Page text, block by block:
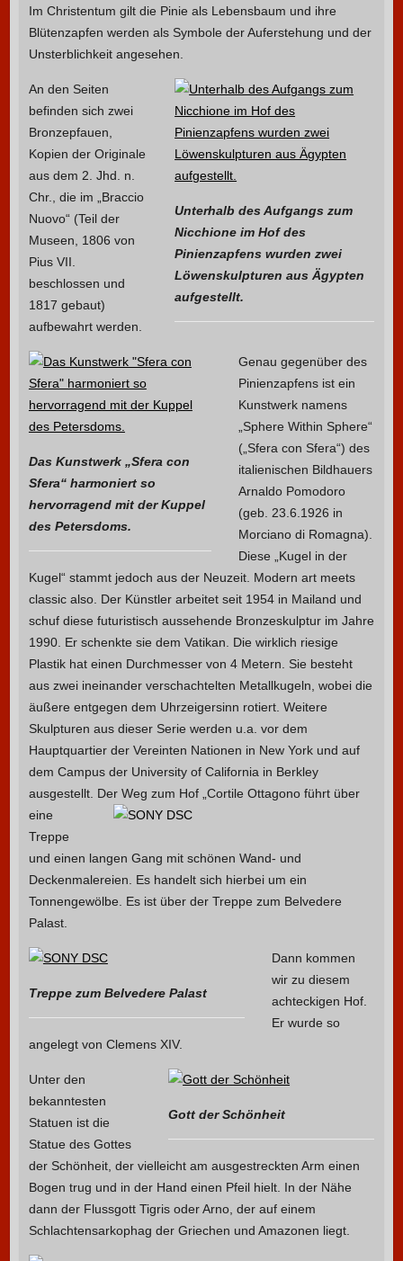
Im Christentum gilt die Pinie als Lebensbaum und ihre
Blütenzapfen werden als Symbole der Auferstehung und der
Unsterblichkeit angesehen.
Unterhalb des Aufgangs zum
Nicchione im Hof des
Pinienzapfens wurden zwei
Löwenskulpturen aus Ägypten
aufgestellt.
An den Seiten
befinden sich zwei
Bronzepfauen,
Kopien der Originale
aus dem 2. Jhd. n.
Chr., die im „Braccio
Nuovo“ (Teil der
Museen, 1806 von
Pius VII.
beschlossen und
1817 gebaut)
aufbewahrt werden.
Das Kunstwerk „Sfera con
Sfera“ harmoniert so
hervorragend mit der Kuppel
des Petersdoms.
Genau gegenüber des
Pinienzapfens ist ein
Kunstwerk namens
„Sphere Within Sphere“
(„Sfera con Sfera“) des
italienischen Bildhauers
Arnaldo Pomodoro
(geb. 23.6.1926 in
Morciano di Romagna).
Diese „Kugel in der
Kugel“ stammt jedoch aus der Neuzeit. Modern art meets
classic also. Der Künstler arbeitet seit 1954 in Mailand und
schuf diese futuristisch aussehende Bronzeskulptur im Jahre
1990. Er schenkte sie dem Vatikan. Die wirklich riesige
Plastik hat einen Durchmesser von 4 Metern. Sie besteht
aus zwei ineinander verschachtelten Metallkugeln, wobei die
äußere entgegen dem Uhrzeigersinn rotiert. Weitere
Skulpturen aus dieser Serie werden u.a. vor dem
Hauptquartier der Vereinten Nationen in New York und auf
dem Campus der University of California in Berkley
ausgestellt. Der Weg zum Hof „Cortile Ottagono führt über
eine
Treppe
und einen langen Gang mit schönen Wand- und
Deckenmalereien. Es handelt sich hierbei um ein
Tonnengewölbe. Es ist über der Treppe zum Belvedere
Palast.
Treppe zum Belvedere Palast
Dann kommen
wir zu diesem
achteckigen Hof.
Er wurde so
angelegt von Clemens XIV.
Gott der Schönheit
Unter den
bekanntesten
Statuen ist die
Statue des Gottes
der Schönheit, der vielleicht am ausgestreckten Arm einen
Bogen trug und in der Hand einen Pfeil hielt. In der Nähe
dann der Flussgott Tigris oder Arno, der auf einem
Schlachtensarkophag der Griechen und Amazonen liegt.